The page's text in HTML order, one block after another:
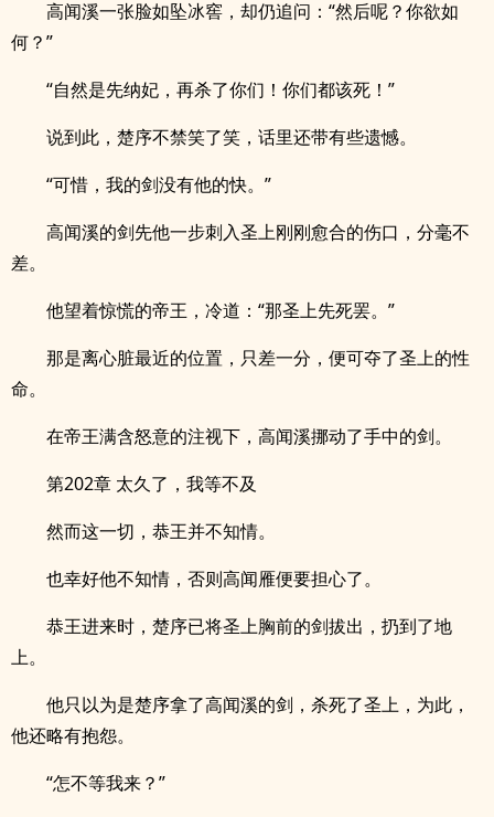
高闻溪一张脸如坠冰窖，却仍追问：“然后呢？你欲如
何？”
“自然是先纳妃，再杀了你们！你们都该死！”
说到此，楚序不禁笑了笑，话里还带有些遗憾。
“可惜，我的剑没有他的快。”
高闻溪的剑先他一步刺入圣上刚刚愈合的伤口，分毫不
差。
他望着惊慌的帝王，冷道：“那圣上先死罢。”
那是离心脏最近的位置，只差一分，便可夺了圣上的性
命。
在帝王满含怒意的注视下，高闻溪挪动了手中的剑。
第202章 太久了，我等不及
然而这一切，恭王并不知情。
也幸好他不知情，否则高闻雁便要担心了。
恭王进来时，楚序已将圣上胸前的剑拔出，扔到了地
上。
他只以为是楚序拿了高闻溪的剑，杀死了圣上，为此，
他还略有抱怨。
“怎不等我来？”